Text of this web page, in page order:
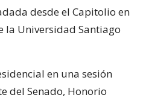
desde el Capitolio en
la Universidad Santiago
en una sesión
del Senado, Honorio